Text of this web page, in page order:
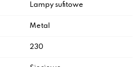
Lampy sufitowe
Metal
230